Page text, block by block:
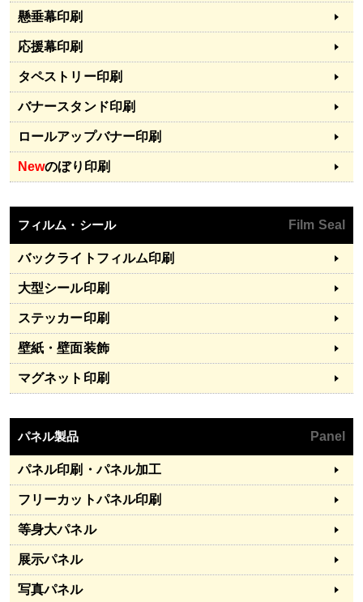
懸垂幕印刷
応援幕印刷
タペストリー印刷
バナースタンド印刷
ロールアップバナー印刷
Newのぼり印刷
フィルム・シール Film Seal
バックライトフィルム印刷
大型シール印刷
ステッカー印刷
壁紙・壁面装飾
マグネット印刷
パネル製品 Panel
パネル印刷・パネル加工
フリーカットパネル印刷
等身大パネル
展示パネル
写真パネル